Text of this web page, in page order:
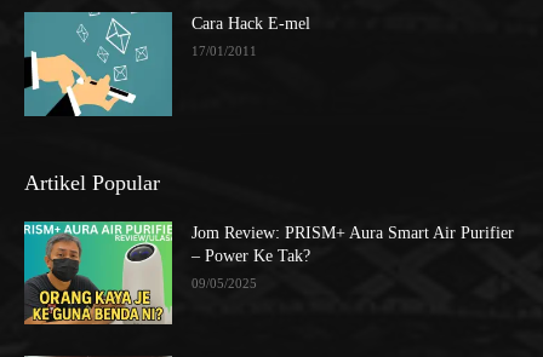
Cara Hack E-mel
17/01/2011
Artikel Popular
Jom Review: PRISM+ Aura Smart Air Purifier
– Power Ke Tak?
09/05/2025